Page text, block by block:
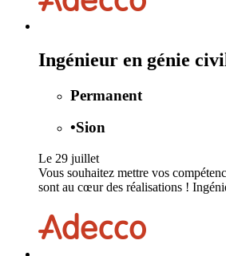
Ingénieur en génie
Permanent
•Sion
Le 29 juillet
Vous souhaitez mettre vos
sont au cœur des réalisations !